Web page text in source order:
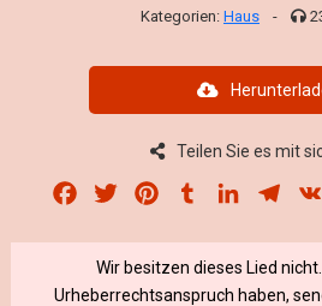
Kategorien: Haus -
Teilen Sie es mit
Facebook
Twitter PinterestTumblrLinkedIn
Wir besitzen dieses Lied
Urheberrechtsanspruch haben,